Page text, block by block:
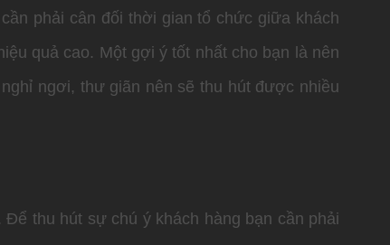
phải cân đối thời gian tổ chức giữa khách
quả cao. Một gợi ý tốt nhất cho bạn là nên
ngơi, thư giãn nên sẽ thu hút được nhiều
. Để thu hút sự chú ý khách hàng bạn cần phải